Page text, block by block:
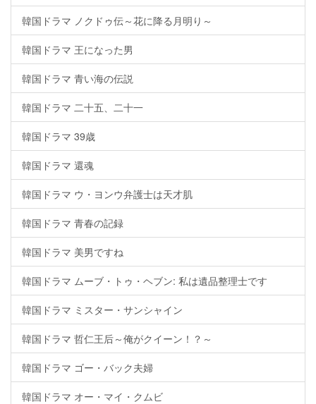
韓国ドラマ ノクドゥ伝～花に降る月明り～
韓国ドラマ 王になった男
韓国ドラマ 青い海の伝説
韓国ドラマ 二十五、二十一
韓国ドラマ 39歳
韓国ドラマ 還魂
韓国ドラマ ウ・ヨンウ弁護士は天才肌
韓国ドラマ 青春の記録
韓国ドラマ 美男ですね
韓国ドラマ ムーブ・トゥ・ヘブン: 私は遺品整理士です
韓国ドラマ ミスター・サンシャイン
韓国ドラマ 哲仁王后～俺がクイーン！？～
韓国ドラマ ゴー・バック夫婦
韓国ドラマ オー・マイ・クムビ